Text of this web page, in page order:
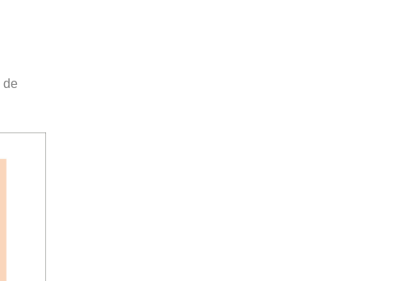
de